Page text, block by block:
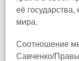
её
мира.
Соотношение
Савченко/